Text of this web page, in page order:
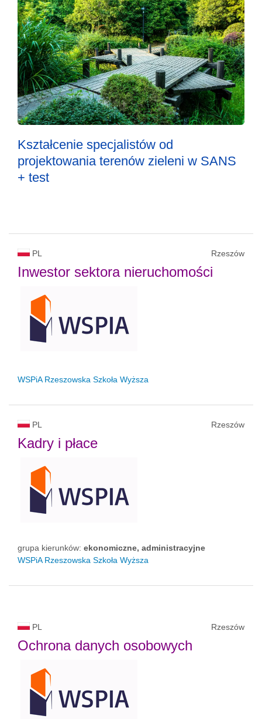
Kształcenie specjalistów od
projektowania terenów zieleni w SANS
+ test
PL Rzeszów
Inwestor sektora nieruchomości
WSPiA Rzeszowska Szkoła Wyższa
PL Rzeszów
Kadry i płace
grupa kierunków: ekonomiczne, administracyjne
WSPiA Rzeszowska Szkoła Wyższa
PL Rzeszów
Ochrona danych osobowych